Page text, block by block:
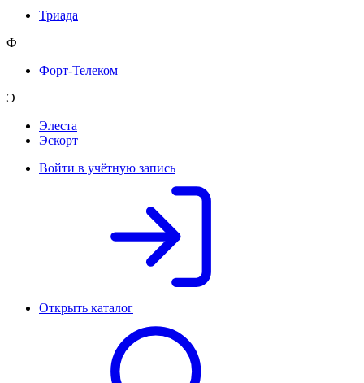
Триада
Ф
Форт-Телеком
Э
Элеста
Эскорт
Войти в учётную запись
Открыть каталог